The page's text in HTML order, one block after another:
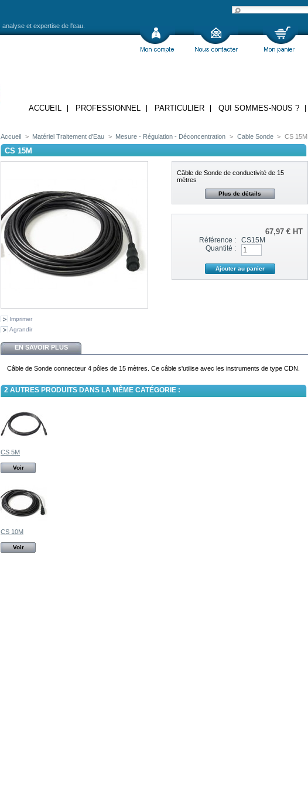
analyse et expertise de l'eau.
ACCUEIL PROFESSIONNEL PARTICULIER QUI SOMMES-NOUS ?
Accueil > Matériel Traitement d'Eau > Mesure - Régulation - Déconcentration > Cable Sonde > CS 15M
CS 15M
Imprimer
Agrandir
Câble de Sonde de conductivité de 15
mètres
Plus de détails
67,97 €HT
Référence :
CS15M
Quantité :
EN SAVOIR PLUS
Câble de Sonde connecteur 4 pôles de 15 mètres. Ce câble s'utilise avec les instruments de type CDN.
2 AUTRES PRODUITS DANS LA MÊME CATÉGORIE :
CS 5M
Voir
CS 10M
Voir